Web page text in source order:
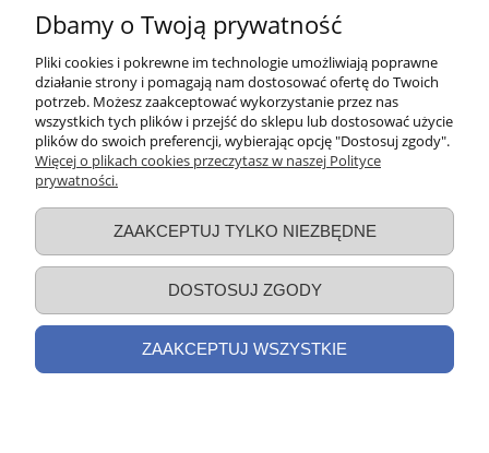
Sklep internetowy synergyrb.pl
czynny:
pon-czw: 8:00 - 16:00
piątek: 8:00 - 15:00
+48 600 455 305
biuro@synergyrb.pl
Dbamy o Twoją prywatność
Pliki cookies i pokrewne im technologie umożliwiają poprawne
działanie strony i pomagają nam dostosować ofertę do Twoich
potrzeb. Możesz zaakceptować wykorzystanie przez nas
wszystkich tych plików i przejść do sklepu lub dostosować użycie
plików do swoich preferencji, wybierając opcję "Dostosuj zgody".
Więcej o plikach cookies przeczytasz w naszej Polityce
prywatności.
ZAAKCEPTUJ TYLKO NIEZBĘDNE
DOSTOSUJ ZGODY
ZAAKCEPTUJ WSZYSTKIE